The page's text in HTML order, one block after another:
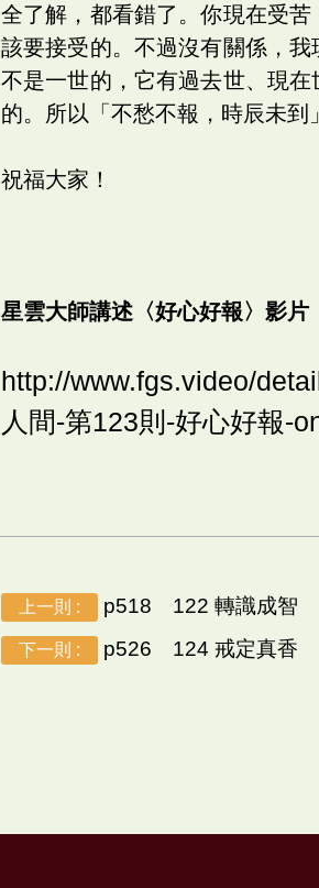
全了解，都看錯了。你現在受
該要接受的。不過沒有關係，
不是一世的，它有過去世、現
的。所以「不愁不報，時辰未到
祝福大家！
星雲大師講述〈好心好報〉影片
http://www.fgs.video/
人間-第123則-好心好報-
上一則 : p518 122 轉識成智
下一則 : p526 124 戒定真香